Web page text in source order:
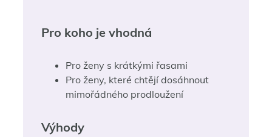
Pro koho je vhodná
Pro ženy s krátkými řasami
Pro ženy, které chtějí dosáhnout
mimořádného prodloužení
Výhody